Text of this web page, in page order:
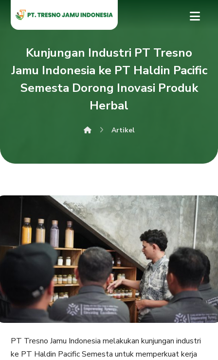
Kunjungan Industri PT Tresno
Jamu Indonesia ke PT Haldin Pacific
Semesta Dorong Inovasi Produk
Herbal
Artikel
PT Tresno Jamu Indonesia melakukan kunjungan industri
ke PT Haldin Pacific Semesta untuk memperkuat kerja